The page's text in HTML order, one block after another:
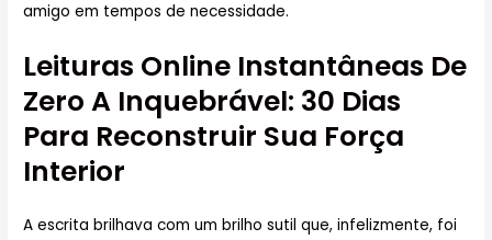
amigo em tempos de necessidade.
Leituras Online Instantâneas De
Zero A Inquebrável: 30 Dias
Para Reconstruir Sua Força
Interior
A escrita brilhava com um brilho sutil que, infelizmente, foi